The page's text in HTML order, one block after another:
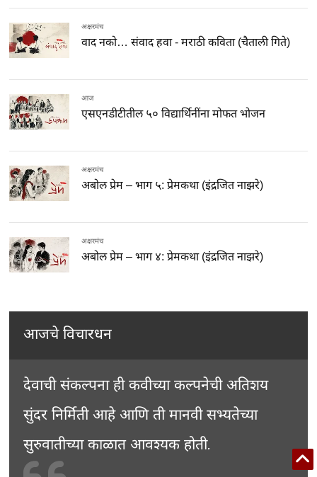
अक्षरमंच
वाद नको… संवाद हवा - मराठी कविता (चैताली गिते)
आज
एसएनडीटीतील ५० विद्यार्थिनींना मोफत भोजन
अक्षरमंच
अबोल प्रेम – भाग ५: प्रेमकथा (इंद्रजित नाझरे)
अक्षरमंच
अबोल प्रेम – भाग ४: प्रेमकथा (इंद्रजित नाझरे)
आजचे विचारधन
देवाची संकल्पना ही कवीच्या कल्पनेची अतिशय
सुंदर निर्मिती आहे आणि ती मानवी सभ्यतेच्या
सुरुवातीच्या काळात आवश्यक होती.